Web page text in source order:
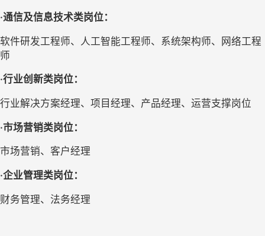
·通信及信息技术类岗位：
软件研发工程师、人工智能工程师、系统架构师、网络工程
师
·行业创新类岗位：
行业解决方案经理、项目经理、产品经理、运营支撑岗位
·市场营销类岗位：
市场营销、客户经理
·企业管理类岗位：
财务管理、法务经理